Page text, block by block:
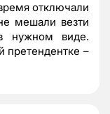
отключали
мешали везти
нужном виде.
претендентке –